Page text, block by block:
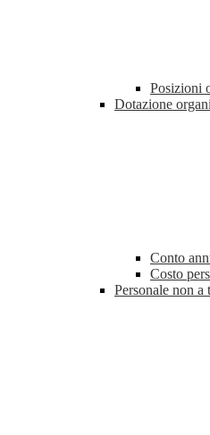
Posizioni
Dotazione
Conto
Costo
Personale non a